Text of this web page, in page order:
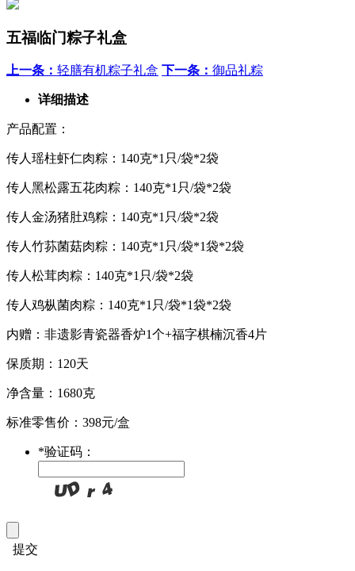
五福临门粽子礼盒
上一条： 轻膳有机粽子礼盒 下一条： 御品礼粽
详细描述
产品配置：
传人瑶柱虾仁肉粽：140克*1只/袋*2袋
传人黑松露五花肉粽：140克*1只/袋*2袋
传人金汤猪肚鸡粽：140克*1只/袋*2袋
传人竹荪菌菇肉粽：140克*1只/袋*1袋*2袋
传人松茸肉粽：140克*1只/袋*2袋
传人鸡枞菌肉粽：140克*1只/袋*1袋*2袋
内赠：非遗影青瓷器香炉1个+福字棋楠沉香4片
保质期：120天
净含量：1680克
标准零售价：398元/盒
*验证码：
提交